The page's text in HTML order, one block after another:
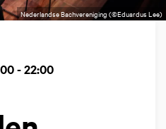
Nederlandse Bachvereniging (©Eduardus Lee)
- 22:00